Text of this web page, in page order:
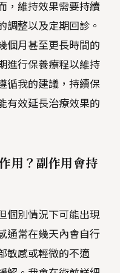
，維持效果需要持續
調整以及定期回診。
個月甚至更長時間的
進行保養療程以維持
循我的建議，持續保
有效延長治療效果的
用？副作用會持
個別情況下可能出現
通常在幾天內會自行
敏感或輕微的不適